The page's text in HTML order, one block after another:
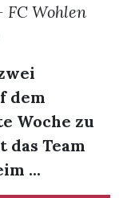
FC Wohlen
dem
Woche zu
Team
...